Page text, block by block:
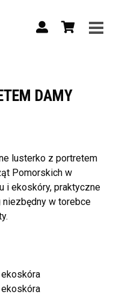
DAMY
lusterko z portretem
Pomorskich w
i ekoskóry, praktyczne
niezbędny w torebce
ekoskóra
ekoskóra